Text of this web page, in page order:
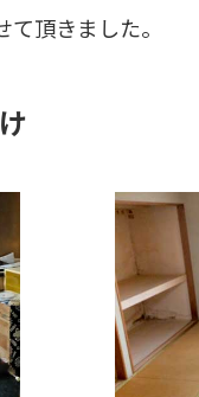
頂きました。